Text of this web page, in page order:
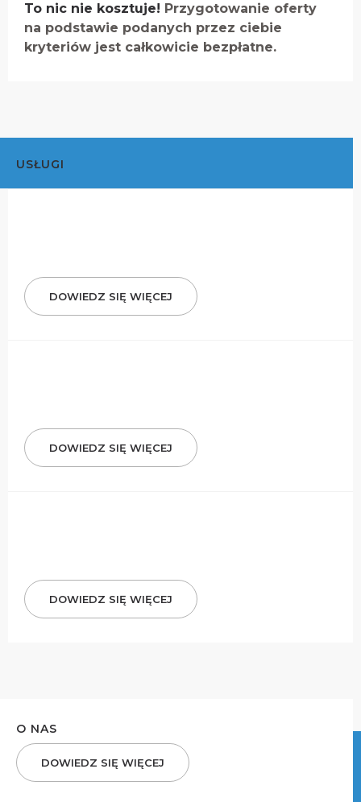
To nic nie kosztuje! Przygotowanie oferty
na podstawie podanych przez ciebie
kryteriów jest całkowicie bezpłatne.
USŁUGI
DOWIEDZ SIĘ WIĘCEJ
DOWIEDZ SIĘ WIĘCEJ
DOWIEDZ SIĘ WIĘCEJ
O NAS
DOWIEDZ SIĘ WIĘCEJ